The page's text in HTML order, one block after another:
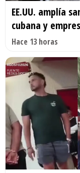
EE.UU. amplía
cubana y
Hace 13 horas